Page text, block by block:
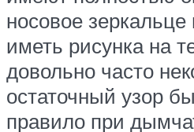
носовое
иметь рисунка на
довольно часто
остаточный узор
правило при